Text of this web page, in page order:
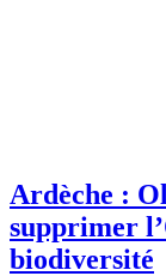
Ardèche :
supprimer
biodiversité